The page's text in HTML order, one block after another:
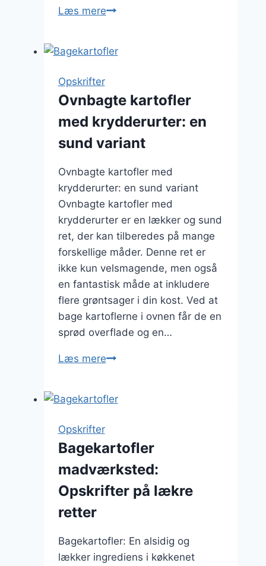
Læs mereBagekartofler
laks
Opskrifter
Ovnbagte kartofler
med krydderurter: en
sund variant
Ovnbagte kartofler med
krydderurter: en sund variant
Ovnbagte kartofler med
krydderurter er en lækker og sund
ret, der kan tilberedes på mange
forskellige måder. Denne ret er
ikke kun velsmagende, men også
en fantastisk måde at inkludere
flere grøntsager i din kost. Ved at
bage kartoflerne i ovnen får de en
sprød overflade og en…
Læs mereOvnbagte
krydderurter:
variant
Opskrifter
Bagekartofler
madværksted:
Opskrifter på lækre
retter
Bagekartofler: En alsidig og
lækker ingrediens i køkkenet